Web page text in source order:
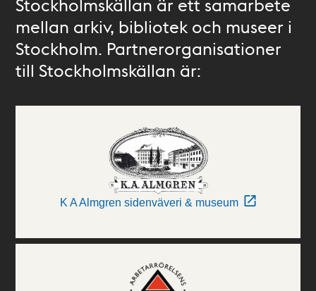
Stockholmskällan är ett samarbete
mellan arkiv, bibliotek och museer i
Stockholm. Partnerorganisationer
till Stockholmskällan är:
K A Almgren sidenväveri & museum